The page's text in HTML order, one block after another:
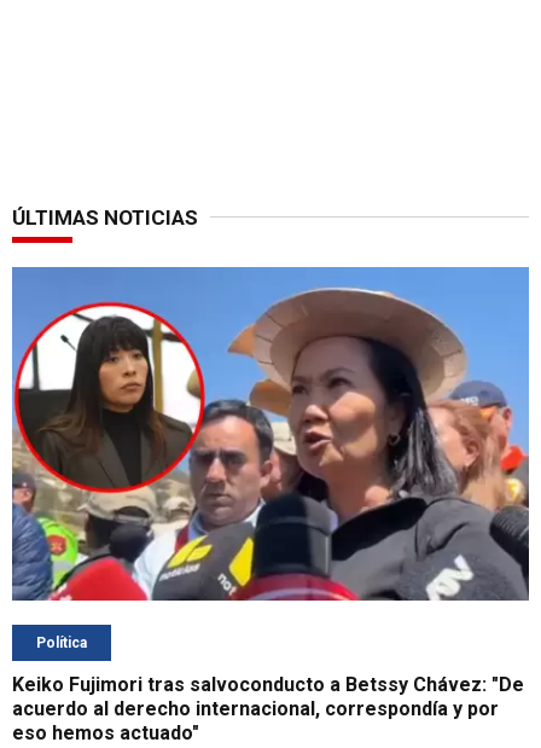
ÚLTIMAS NOTICIAS
Política
Keiko Fujimori tras salvoconducto a Betssy Chávez: "De
acuerdo al derecho internacional, correspondía y por
eso hemos actuado"